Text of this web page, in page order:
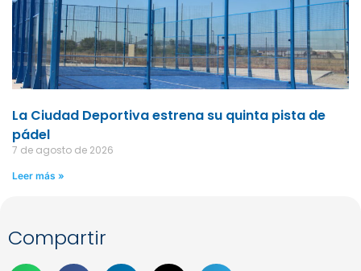
La Ciudad Deportiva estrena su quinta pista de
pádel
7 de agosto de 2026
Leer más »
Compartir